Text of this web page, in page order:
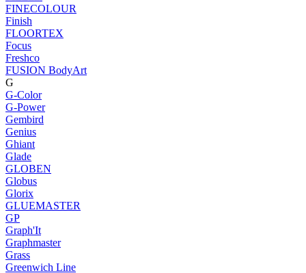
FINECOLOUR
Finish
FLOORTEX
Focus
Freshco
FUSION BodyArt
G
G-Color
G-Power
Gembird
Genius
Ghiant
Glade
GLOBEN
Globus
Glorix
GLUEMASTER
GP
Graph'It
Graphmaster
Grass
Greenwich Line